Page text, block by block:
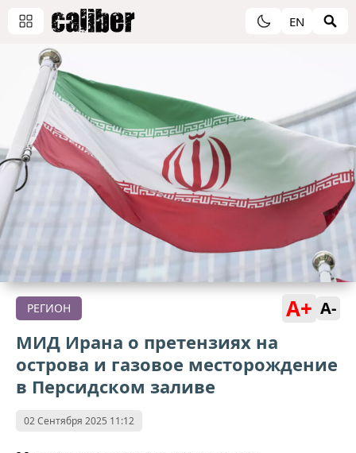
EN
РЕГИОН A+ A-
МИД Ирана о претензиях на
острова и газовое месторождение
в Персидском заливе
02 Сентября 2025 11:12